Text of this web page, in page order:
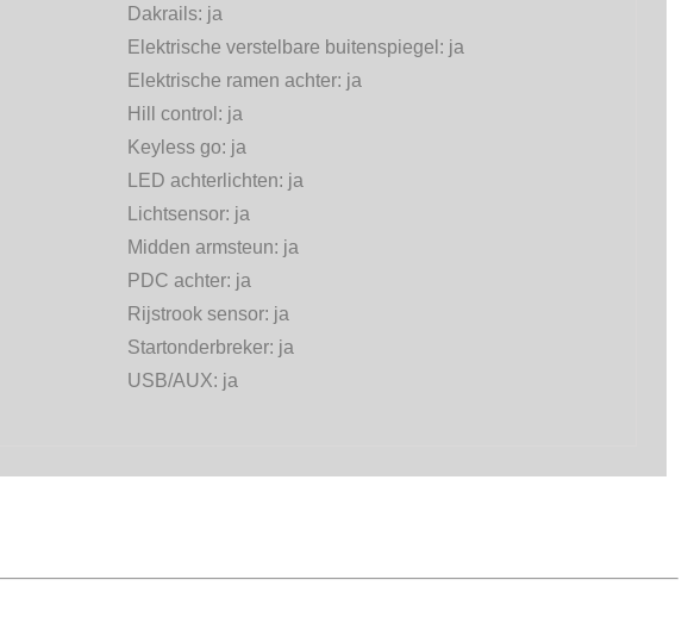
Dakrails: ja
Elektrische verstelbare buitenspiegel: ja
Elektrische ramen achter: ja
Hill control: ja
Keyless go: ja
LED achterlichten: ja
Lichtsensor: ja
Midden armsteun: ja
PDC achter: ja
Rijstrook sensor: ja
Startonderbreker: ja
USB/AUX: ja